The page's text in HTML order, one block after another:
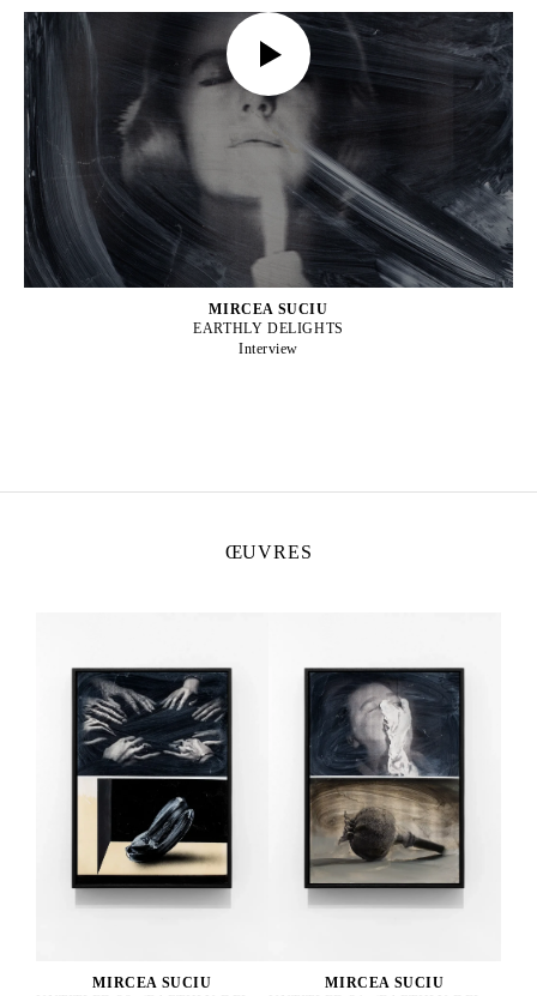
MIRCEA SUCIU
EARTHLY DELIGHTS
Interview
ŒUVRES
MIRCEA SUCIU
MIRCEA SUCIU